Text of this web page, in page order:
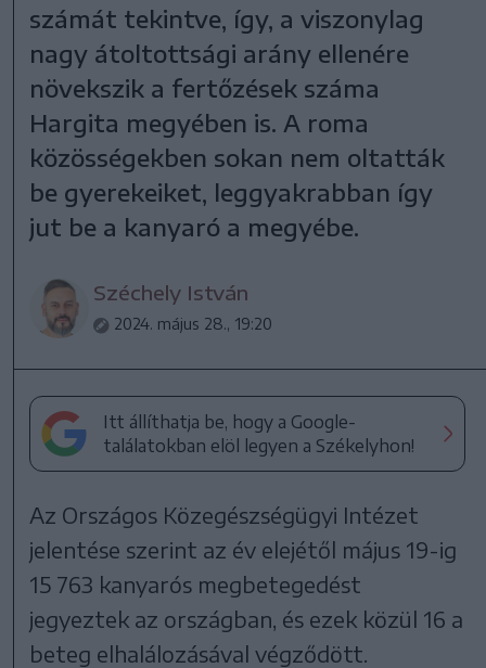
számát tekintve, így, a viszonylag
nagy átoltottsági arány ellenére
növekszik a fertőzések száma
Hargita megyében is. A roma
közösségekben sokan nem oltatták
be gyerekeiket, leggyakrabban így
jut be a kanyaró a megyébe.
Széchely István
2024. május 28., 19:20
Itt állíthatja be, hogy a Google-
találatokban elöl legyen a Székelyhon!
Az Országos Közegészségügyi Intézet
jelentése szerint az év elejétől május 19-ig
15 763 kanyarós megbetegedést
jegyeztek az országban, és ezek közül 16 a
beteg elhalálozásával végződött.